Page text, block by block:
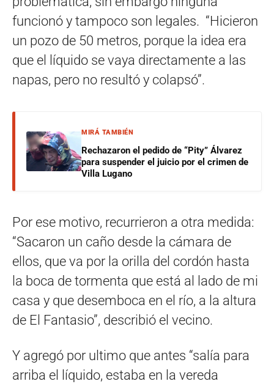
funcionó y tampoco son legales. “Hicieron
un pozo de 50 metros, porque la idea era
que el líquido se vaya directamente a las
napas, pero no resultó y colapsó”.
MIRÁ TAMBIÉN
Rechazaron el pedido de “Pity” Álvarez
para suspender el juicio por el crimen de
Villa Lugano
Por ese motivo, recurrieron a otra medida:
“Sacaron un caño desde la cámara de
ellos, que va por la orilla del cordón hasta
la boca de tormenta que está al lado de mi
casa y que desemboca en el río, a la altura
de El Fantasio”, describió el vecino.
Y agregó por ultimo que antes “salía para
arriba el líquido, estaba en la vereda